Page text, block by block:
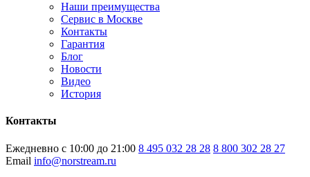
Наши преимущества
Сервис в Москве
Контакты
Гарантия
Блог
Новости
Видео
История
Контакты
Ежедневно с 10:00 до 21:00 8 495 032 28 28 8 800 302 28 27
Email info@norstream.ru